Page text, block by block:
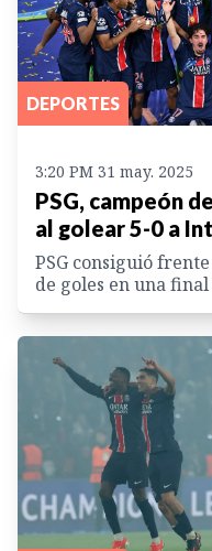
DEPORTES
3:20 PM 31 may. 2025
PSG, campeón
al golear 5-0 a
PSG consiguió
de goles en una